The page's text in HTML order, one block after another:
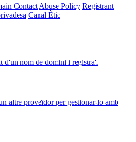
Contact Abuse Policy Registrant
Canal Ètic
d'un nom de domini i registra'l
altre proveïdor per gestionar-lo amb